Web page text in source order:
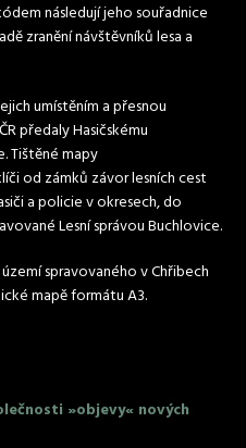
následují jeho souřadnice
zranění návštěvníků lesa a
umístěním a přesnou
předaly Hasičskému
Tištěné mapy
od zámků závor lesních cest
a policie v okresech, do
Lesní správou Buchlovice.
spravovaného v Chřibech
mapě formátu A3.
»objevy« nových